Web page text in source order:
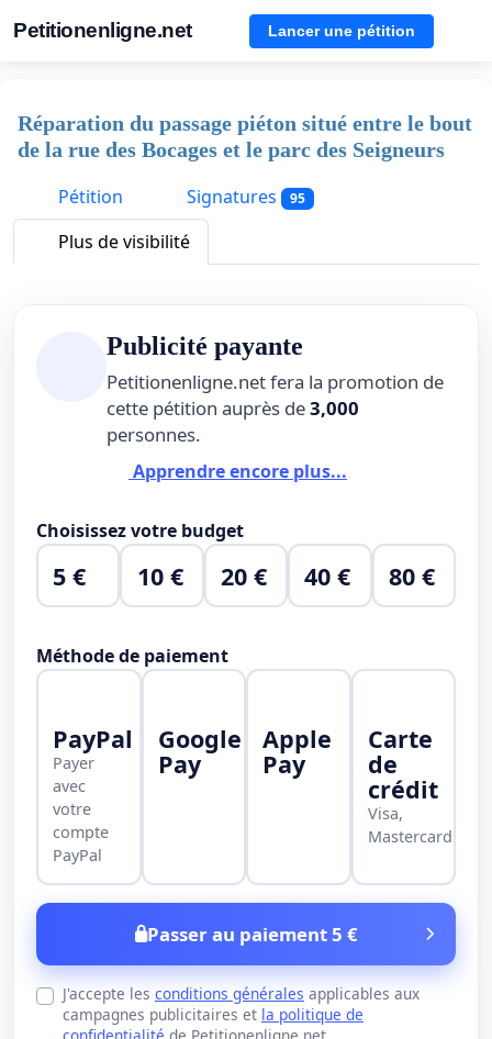
Petitionenligne.net Lancer une pétition
Réparation du passage piéton situé entre le bout
de la rue des Bocages et le parc des Seigneurs
Pétition
Signatures 95
Plus de visibilité
Publicité payante
Petitionenligne.net fera la promotion de
cette pétition auprès de3,000
personnes.
Apprendre encore plus...
Choisissez votre budget
5 € 10 € 20 € 40 € 80 €
Méthode de paiement
PayPal
Payer
avec
votre
compte
PayPal
Google
Pay
Apple
Pay
Carte
de
crédit
Visa,
Mastercard
Passer au paiement 5 €
J'accepte les conditions générales applicables aux
campagnes publicitaires et la politique de